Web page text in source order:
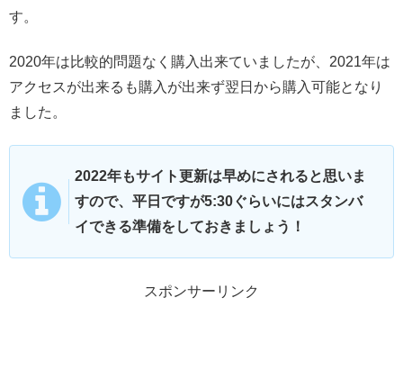
す。
2020年は比較的問題なく購入出来ていましたが、2021年は
アクセスが出来るも購入が出来ず翌日から購入可能となり
ました。
2022年もサイト更新は早めにされると思いま
すので、平日ですが5:30ぐらいにはスタンバ
イできる準備をしておきましょう！
スポンサーリンク